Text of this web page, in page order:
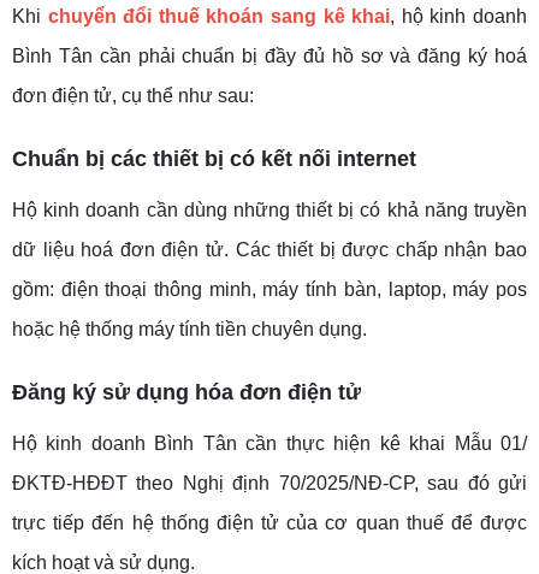
Khi chuyển đổi thuế khoán sang kê khai, hộ kinh doanh
Bình Tân cần phải chuẩn bị đầy đủ hồ sơ và đăng ký hoá
đơn điện tử, cụ thể như sau:
Chuẩn bị các thiết bị có kết nối internet
Hộ kinh doanh cần dùng những thiết bị có khả năng truyền
dữ liệu hoá đơn điện tử. Các thiết bị được chấp nhận bao
gồm: điện thoại thông minh, máy tính bàn, laptop, máy pos
hoặc hệ thống máy tính tiền chuyên dụng.
Đăng ký sử dụng hóa đơn điện tử
Hộ kinh doanh Bình Tân cần thực hiện kê khai Mẫu 01/
ĐKTĐ-HĐĐT theo Nghị định 70/2025/NĐ-CP, sau đó gửi
trực tiếp đến hệ thống điện tử của cơ quan thuế để được
kích hoạt và sử dụng.